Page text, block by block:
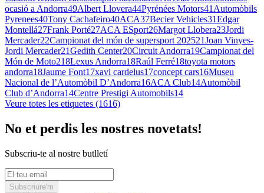
ocasió a Andorra49Albert Llovera44Pyrénées Motors41 Automòbils
Pyrenees40Tony Cachafeiro40ACA37Becier Vehicles31Edgar
Montellá27Frank Porté27ACA ESport26Margot Llobera23Jordi
Mercader22Campionat del món de supersport 202521Joan Vinyes-
Jordi Mercader21Gedith Center20Circuit Andorra19Campionat del
Món de Moto218Lexus Andorra18Raúl Ferré18toyota motors
andorra18Jaume Font17xavi cardelus17concept cars16Museu
Nacional de l’Automòbil D’Andorra16ACA Club14Automòbil
Club d’Andorra14Centre Prestigi Automobils14
Veure totes les etiquetes (1616)
No et perdis les nostres novetats!
Subscriu-te al nostre butlletí
Subscriure'm